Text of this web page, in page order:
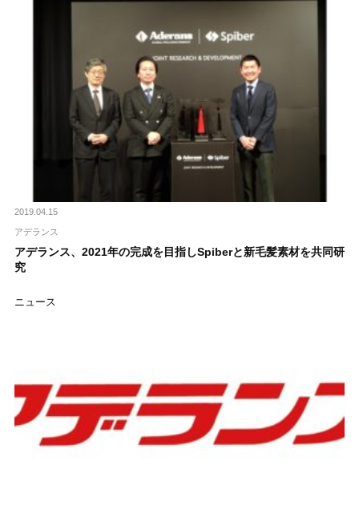
2019.04.15
アデランス
アデランス、2021年の完成を目指しSpiberと新毛髪素材を共同研
究
ニュース